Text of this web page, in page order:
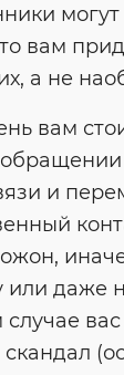
могут
вам
а не
вам
и
или даже